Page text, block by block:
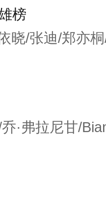
榜
晓/张迪/郑亦
·弗拉尼甘/